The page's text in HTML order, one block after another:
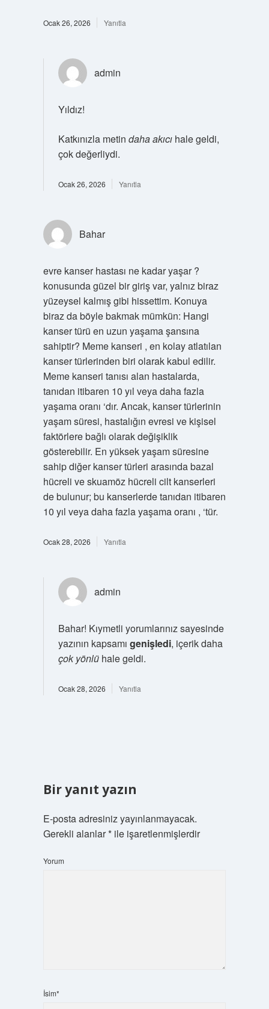
Ocak 26, 2026 Yanıtla
admin
Yıldız!
Katkınızla metin daha akıcıhale geldi,
çok değerliydi.
Ocak 26, 2026 Yanıtla
Bahar
evre kanser hastası ne kadar yaşar ?
konusunda güzel bir giriş var, yalnız biraz
yüzeysel kalmış gibi hissettim. Konuya
biraz da böyle bakmak mümkün: Hangi
kanser türü en uzun yaşama şansına
sahiptir? Meme kanseri , en kolay atlatılan
kanser türlerinden biri olarak kabul edilir.
Meme kanseri tanısı alan hastalarda,
tanıdan itibaren 10 yıl veya daha fazla
yaşama oranı ‘dır. Ancak, kanser türlerinin
yaşam süresi, hastalığın evresi ve kişisel
faktörlere bağlı olarak değişiklik
gösterebilir. En yüksek yaşam süresine
sahip diğer kanser türleri arasında bazal
hücreli ve skuamöz hücreli cilt kanserleri
de bulunur; bu kanserlerde tanıdan itibaren
10 yıl veya daha fazla yaşama oranı , ‘tür.
Ocak 28, 2026 Yanıtla
admin
Bahar! Kıymetli yorumlarınız sayesinde
yazının kapsamı genişledi, içerik daha
çok yönlühale geldi.
Ocak 28, 2026 Yanıtla
Bir yanıt yazın
E-posta adresiniz yayınlanmayacak.
Gerekli alanlar*ile işaretlenmişlerdir
Yorum
İsim*